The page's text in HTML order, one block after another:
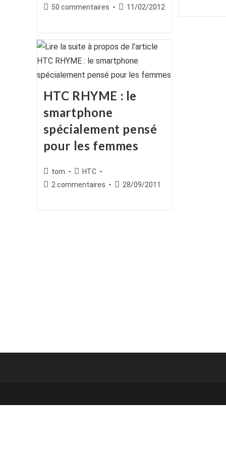
de
category:
Commentaires
publication :
50 commentaires
Publication
11/02/2012
HTC RHYME : le
smartphone
spécialement pensé
pour les femmes
Auteur/autrice
de
tom
Post
category:
HTC
Commentaires
2 commentaires
Publication
28/09/2011